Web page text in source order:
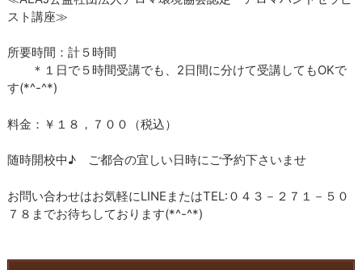
スト講座≫
所要時間：計５時間
＊１日で５時間受講でも、2日間に分けて受講してもOKで
す(*^-^*)
料金：￥１８，７００（税込）
随時開校中♪ ご都合の宜しい日時にご予約下さいませ
お問い合わせはお気軽にLINEまたはTEL:０４３－２７１－５０
７８までお待ちしております(*^-^*)